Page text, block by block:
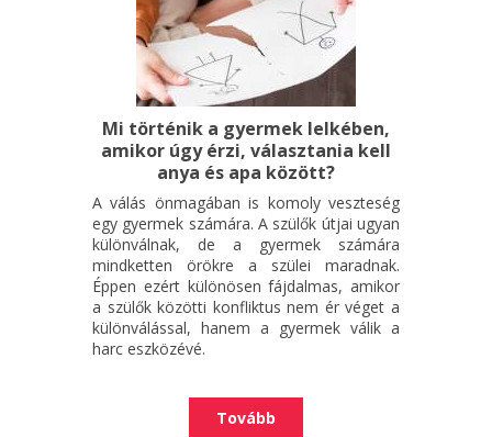
Mi történik a gyermek lelkében,
amikor úgy érzi, választania kell
anya és apa között?
A válás önmagában is komoly veszteség
egy gyermek számára. A szülők útjai ugyan
különválnak, de a gyermek számára
mindketten örökre a szülei maradnak.
Éppen ezért különösen fájdalmas, amikor
a szülők közötti konfliktus nem ér véget a
különválással, hanem a gyermek válik a
harc eszközévé.
Tovább